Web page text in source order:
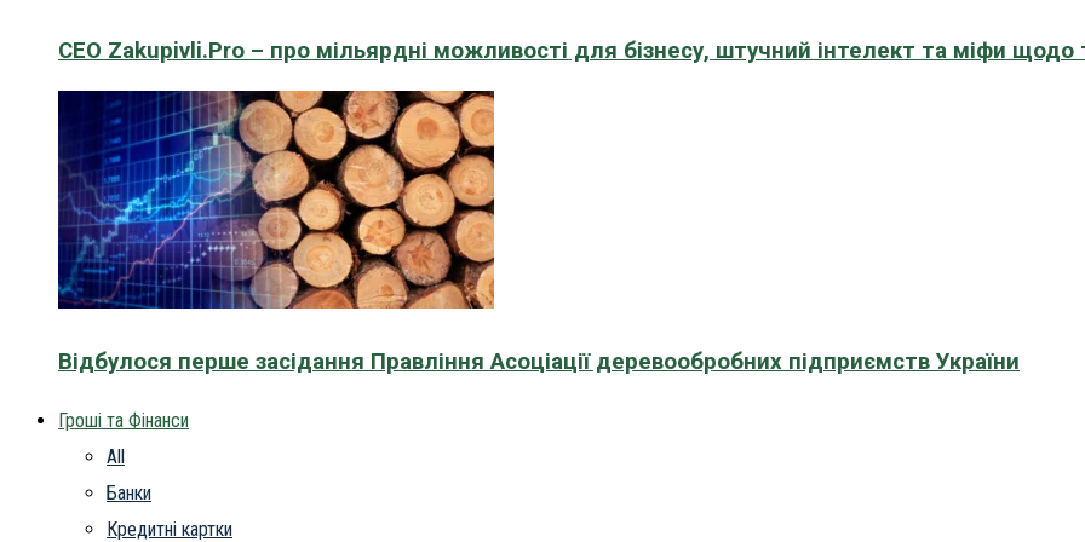
CEO Zakupivli.Pro – про мільярдні можливості для бізнесу, штучний інтелект та міфи щодо
Відбулося перше засідання Правління Асоціації деревообробних підприємств України
Гроші та Фінанси
All
Банки
Кредитні картки